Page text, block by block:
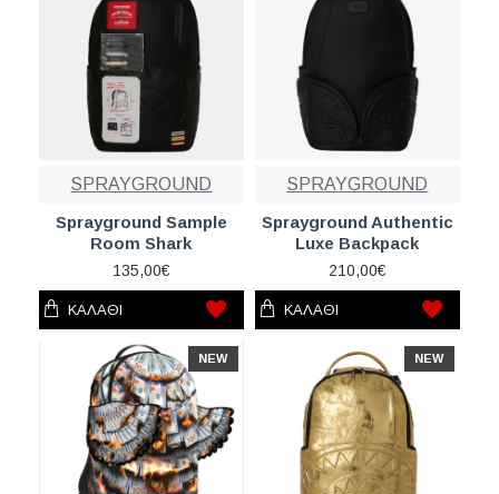
SPRAYGROUND
Sprayground Sample
Room Shark
135,00€
ΚΑΛΆΘΙ
SPRAYGROUND
Sprayground Authentic
Luxe Backpack
210,00€
ΚΑΛΆΘΙ
NEW NEW